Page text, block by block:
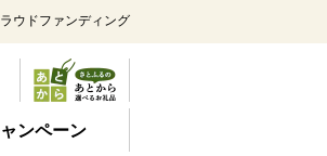
ウドファンディング
ンペーン